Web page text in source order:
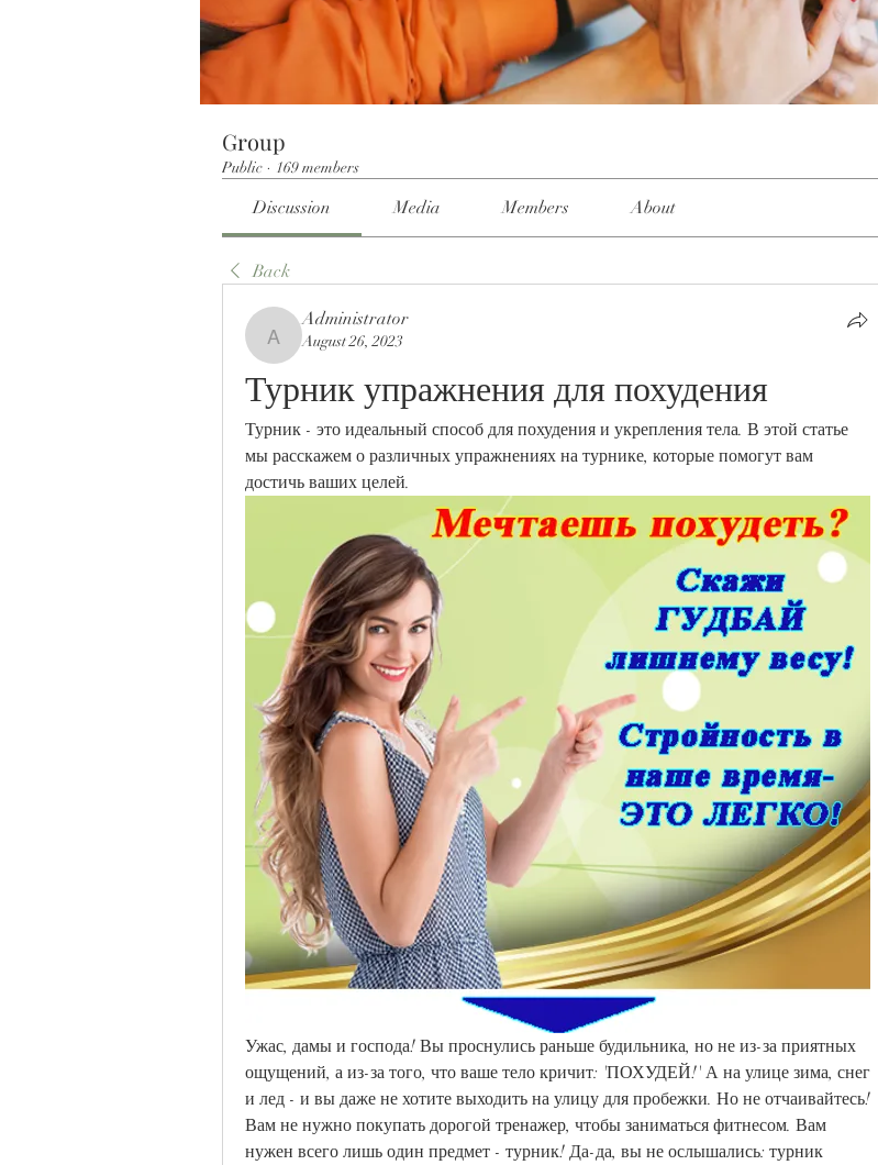
Group
Public · 169 members
Discussion Media Members About
Back
Administrator
Administrator
August 26, 2023
Турник упражнения для похудения
Турник - это идеальный способ для похудения и укрепления тела. В этой статье
мы расскажем о различных упражнениях на турнике, которые помогут вам
достичь ваших целей.
Ужас, дамы и господа! Вы проснулись раньше будильника, но не из-за приятных
ощущений, а из-за того, что ваше тело кричит: 'ПОХУДЕЙ!' А на улице зима, снег
и лед - и вы даже не хотите выходить на улицу для пробежки. Но не отчаивайтесь!
Вам не нужно покупать дорогой тренажер, чтобы заниматься фитнесом. Вам
нужен всего лишь один предмет - турник! Да-да, вы не ослышались: турник